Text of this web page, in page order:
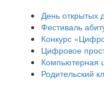
День открытых
Фестиваль
Конкурс
Цифровое
Компьютерная
Родительский